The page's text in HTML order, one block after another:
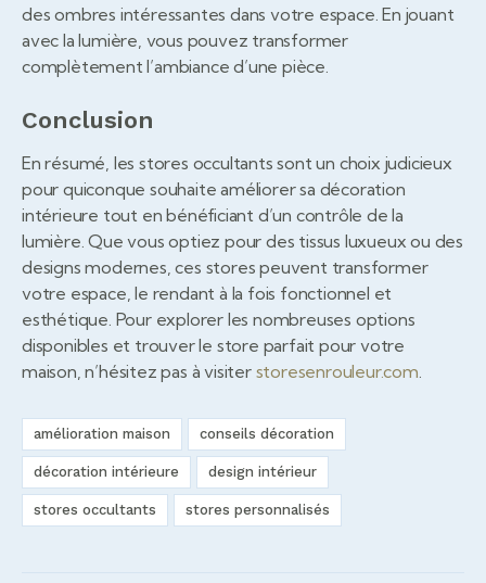
des ombres intéressantes dans votre espace. En jouant
avec la lumière, vous pouvez transformer
complètement l’ambiance d’une pièce.
Conclusion
En résumé, les stores occultants sont un choix judicieux
pour quiconque souhaite améliorer sa décoration
intérieure tout en bénéficiant d’un contrôle de la
lumière. Que vous optiez pour des tissus luxueux ou des
designs modernes, ces stores peuvent transformer
votre espace, le rendant à la fois fonctionnel et
esthétique. Pour explorer les nombreuses options
disponibles et trouver le store parfait pour votre
maison, n’hésitez pas à visiter storesenrouleur.com
amélioration maison conseils décoration
décoration intérieure design intérieur
stores occultants stores personnalisés